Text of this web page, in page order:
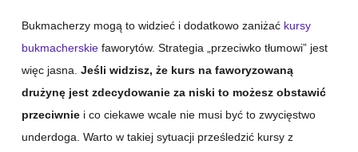
Bukmacherzy mogą to widzieć i dodatkowo zaniżać kursy
bukmacherskie faworytów. Strategia „przeciwko tłumowi” jest
więc jasna. Jeśli widzisz, że kurs na faworyzowaną
drużynę jest zdecydowanie za niski to możesz obstawić
przeciwnie i co ciekawe wcale nie musi być to zwycięstwo
underdoga. Warto w takiej sytuacji prześledzić kursy z